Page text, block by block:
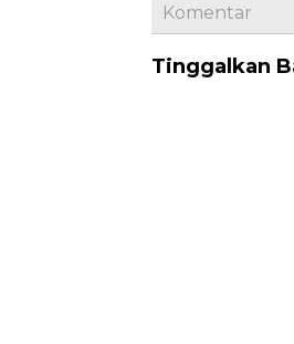
Komentar
Tinggalkan